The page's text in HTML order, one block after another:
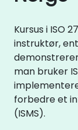
Kursus i ISO
instruktør,
man bruker
forbedre et
(ISMS).